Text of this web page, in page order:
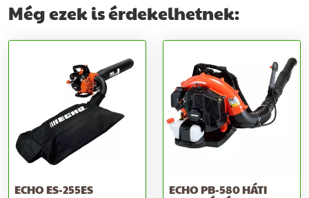
Még ezek is érdekelhetnek:
ECHO ES-255ES
ECHO PB-580 HÁTI